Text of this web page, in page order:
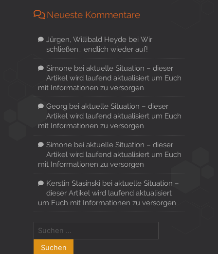
Neueste Kommentare
Jürgen, Willibald Heydebei Wir
schließen… endlich wieder auf!
Simonebei aktuelle Situation – dieser
Artikel wird laufend aktualisiert um Euch
mit Informationen zu versorgen
Georg bei aktuelle Situation – dieser
Artikel wird laufend aktualisiert um Euch
mit Informationen zu versorgen
Simonebei aktuelle Situation – dieser
Artikel wird laufend aktualisiert um Euch
mit Informationen zu versorgen
Kerstin Stasinski bei aktuelle Situation –
dieser Artikel wird laufend aktualisiert
um Euch mit Informationen zu versorgen